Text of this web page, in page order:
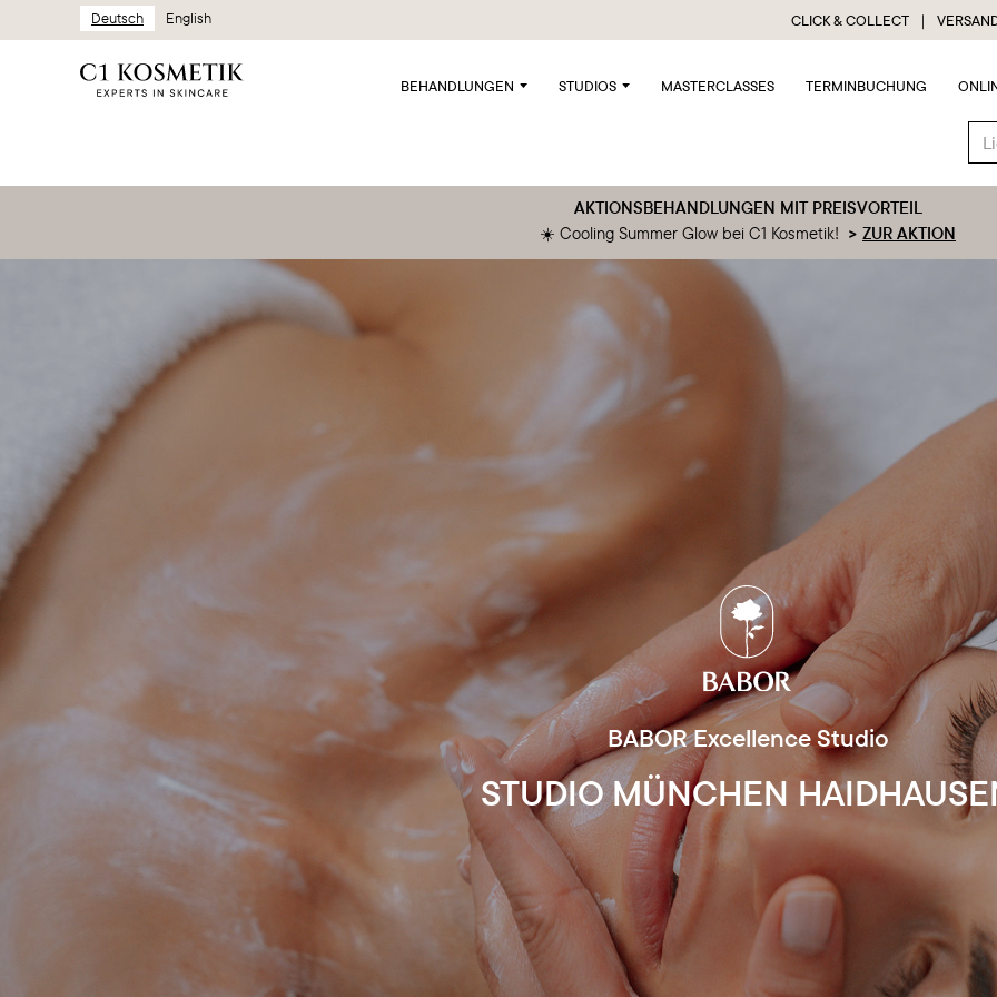
Deutsch English CLICK & COLLECT ｜
BEHANDLUNGEN STUDIOS MASTERCLASSES TERMINBUCHUNG
AKTIONSBEHANDLUNGEN MIT PREISVORTEIL
☀️ Cooling Summer Glow bei C1 Kosmetik! > ZUR AKTION
BABOR Excellence Studio
STUDIO MÜNCHEN